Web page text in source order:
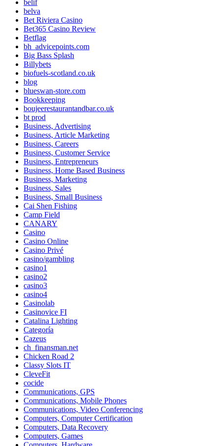
belif
belva
Bet Riviera Casino
Bet365 Casino Review
Betflag
bh_advicepoints.com
Big Bass Splash
Billybets
biofuels-scotland.co.uk
blog
blueswan-store.com
Bookkeeping
boujeerestaurantandbar.co.uk
bt prod
Business, Advertising
Business, Article Marketing
Business, Careers
Business, Customer Service
Business, Entrepreneurs
Business, Home Based Business
Business, Marketing
Business, Sales
Business, Small Business
Cai Shen Fishing
Camp Field
CANARY
Casino
Casino Online
Casino Privé
casino/gambling
casino1
casino2
casino3
casino4
Casinolab
Casinovice FI
Catalina Lighting
Categoría
Cazeus
ch_finansman.net
Chicken Road 2
Classy Slots IT
CleveFit
cocide
Communications, GPS
Communications, Mobile Phones
Communications, Video Conferencing
Computers, Computer Certification
Computers, Data Recovery
Computers, Games